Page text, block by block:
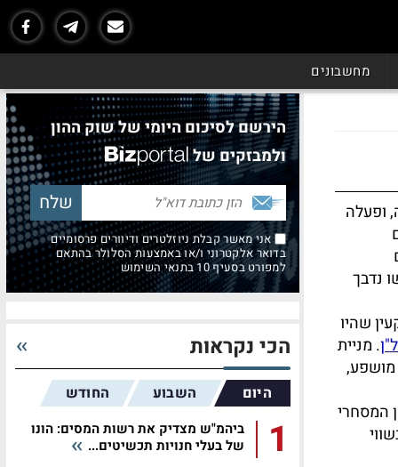
מחשבונים
בחיפה, ופעלה
נדבך
שהיו
. מניית
מושפע,
המסחרי
הירשם לסיכום היומי של שוק ההון
ולמבזקים של
אני מאשר קבלת ניוזלטרים ודיוורים פרסומיים
בדואר אלקטרוני ו/או באמצעות הסלולר בהתאם
למפורט בסעיף 10 בתנאי השימוש
הכי נקראות
היום השבוע החודש
1
ביהמ"ש מצדיק את רשות המסים: הונו
של בעלי חנויות תכשיטים...